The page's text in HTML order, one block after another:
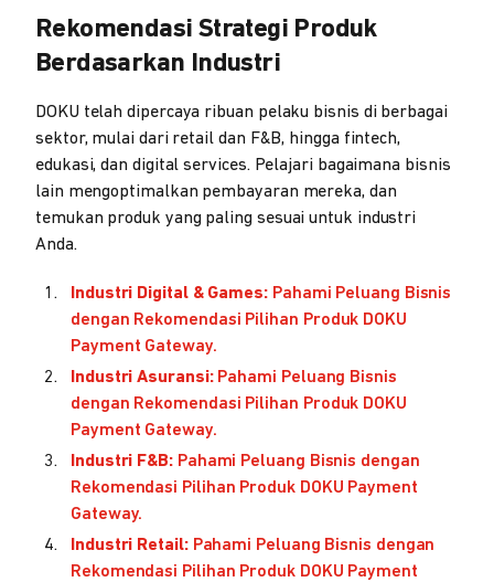
Rekomendasi Strategi Produk
Berdasarkan Industri
DOKU telah dipercaya ribuan pelaku bisnis di berbagai
sektor, mulai dari retail dan F&B, hingga fintech,
edukasi, dan digital services. Pelajari bagaimana bisnis
lain mengoptimalkan pembayaran mereka, dan
temukan produk yang paling sesuai untuk industri
Anda.
Industri Digital & Games: Pahami Peluang Bisnis
dengan Rekomendasi Pilihan Produk DOKU
Payment Gateway.
Industri Asuransi:Pahami Peluang Bisnis
dengan Rekomendasi Pilihan Produk DOKU
Payment Gateway.
Industri F&B:Pahami Peluang Bisnis dengan
Rekomendasi Pilihan Produk DOKU Payment
Gateway.
Industri Retail:Pahami Peluang Bisnis dengan
Rekomendasi Pilihan Produk DOKU Payment